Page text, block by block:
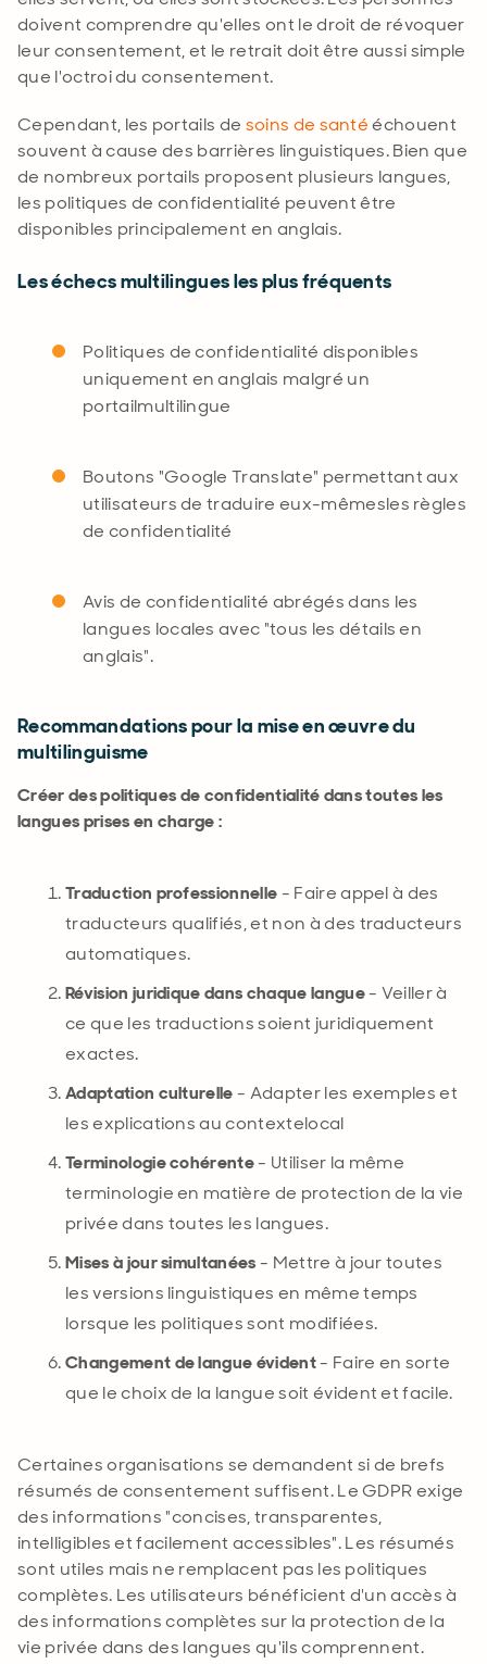
doivent comprendre qu'elles ont le droit de révoquer
leur consentement, et le retrait doit être aussi simple
que l'octroi du consentement.
Cependant, les portails de soins de santééchouent
souvent à cause des barrières linguistiques. Bien que
de nombreux portails proposent plusieurs langues,
les politiques de confidentialité peuvent être
disponibles principalement en anglais.
Les échecs multilingues les plus fréquents
Politiques de confidentialité disponibles
uniquement en anglais malgré un
portailmultilingue
Boutons "Google Translate" permettant aux
utilisateurs de traduire eux-mêmesles règles
de confidentialité
Avis de confidentialité abrégés dans les
langues locales avec "tous les détails en
anglais".
Recommandations pour la mise en œuvre du
multilinguisme
Créer des politiques de confidentialité dans toutes les
langues prises en charge :
Traduction professionnelle- Faire appel à des
traducteurs qualifiés, et non à des traducteurs
automatiques.
Révision juridique dans chaque langue- Veiller à
ce que les traductions soient juridiquement
exactes.
Adaptation culturelle- Adapter les exemples et
les explications aucontextelocal
Terminologie cohérente- Utiliser la même
terminologie en matière de protection de la vie
privée dans toutes les langues.
Mises à jour simultanées- Mettre à jour toutes
les versions linguistiques en même temps
lorsque les politiquessont modifiées.
Changement de langue évident- Faire en sorte
que le choix de la langue soit évident et facile.
Certaines organisations se demandent si de brefs
résumés de consentement suffisent. Le GDPR exige
des informations "concises, transparentes,
intelligibles et facilement accessibles". Les résumés
sont utiles mais ne remplacent pas les politiques
complètes. Les utilisateurs bénéficient d'un accès à
des informations complètes sur la protection de la
vie privée dans des langues qu'ils comprennent.